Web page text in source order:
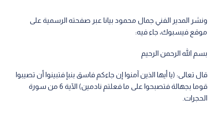
ونشر المدير الفني جمال محمود بيانا عبر صفحته الرسمية على
موقع فيسبوك، جاء فيه:
بسم الله الرحمن الرحيم
قال تعالى: (يا أيها الذين آمنوا إن جاءكم فاسق بنبإ فتبينوا أن تصيبوا
قوما بجهالة فتصبحوا على ما فعلتم نادمين) الآية 6 من سورة
الحجرات.